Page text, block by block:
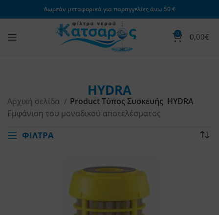
Δωρεάν μεταφορικά για παραγγελίες άνω 50 €
0 0,00€
HYDRA
Αρχική σελίδα Product Τύπος Συσκευής HYDRA
Εμφάνιση του μοναδικού αποτελέσματος
ΦΙΛΤΡΑ